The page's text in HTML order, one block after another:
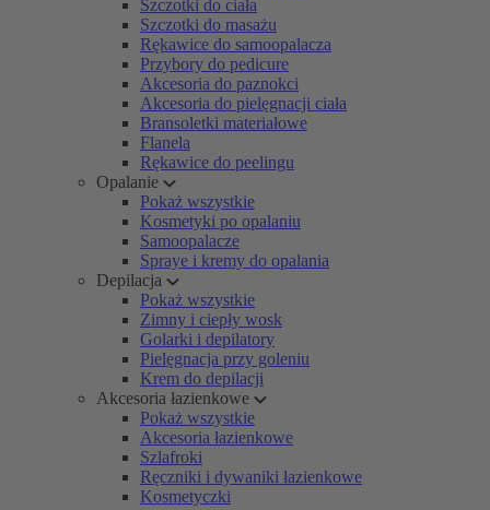
Szczotki do ciała
Szczotki do masażu
Rękawice do samoopalacza
Przybory do pedicure
Akcesoria do paznokci
Akcesoria do pielęgnacji ciała
Bransoletki materiałowe
Flanela
Rękawice do peelingu
Opalanie
Pokaż wszystkie
Kosmetyki po opalaniu
Samoopalacze
Spraye i kremy do opalania
Depilacja
Pokaż wszystkie
Zimny i ciepły wosk
Golarki i depilatory
Pielęgnacja przy goleniu
Krem do depilacji
Akcesoria łazienkowe
Pokaż wszystkie
Akcesoria łazienkowe
Szlafroki
Ręczniki i dywaniki łazienkowe
Kosmetyczki